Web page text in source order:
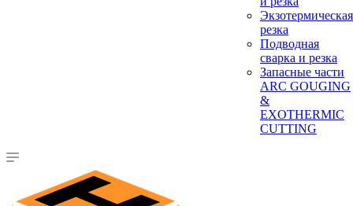
Экзотермическая
резка
Подводная
сварка и резка
Запасные части
ARC GOUGING
&
EXOTHERMIC
CUTTING